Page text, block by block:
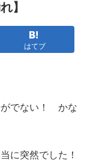
】
はてブ
がでない！ かな
に突然でした！